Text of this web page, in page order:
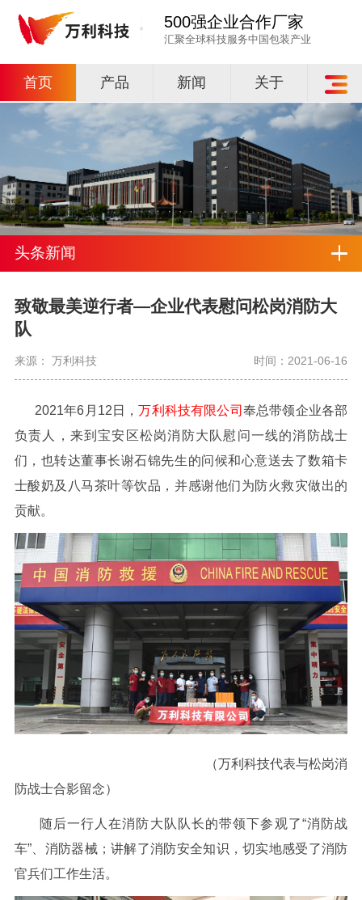
500强企业合作厂家
汇聚全球科技服务中国包装产业
首页 产品 新闻 关于
头条新闻
致敬最美逆行者—企业代表慰问松岗消防大
队
来源： 万利科技 时间：2021-06-16
2021年6月12日，万利科技有限公司 奉总带领企业各部
负责人，来到宝安区松岗消防大队慰问一线的消防战士
们， 也转达董事长谢石锦先生的问候和心意送去了数箱卡
士酸奶及八马茶叶等饮品，并感谢他们为防火救灾做出的
贡献。
（万利科技代表与松岗消
防战士合影留念）
随后一行人在消防大队队长的带领下参观了“消防战
车”、消防器械；讲解了消防安全知识，切实地感受了消防
官兵们工作生活。